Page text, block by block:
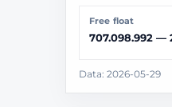
Free float
707.098.992 —
Data: 2026-05-29